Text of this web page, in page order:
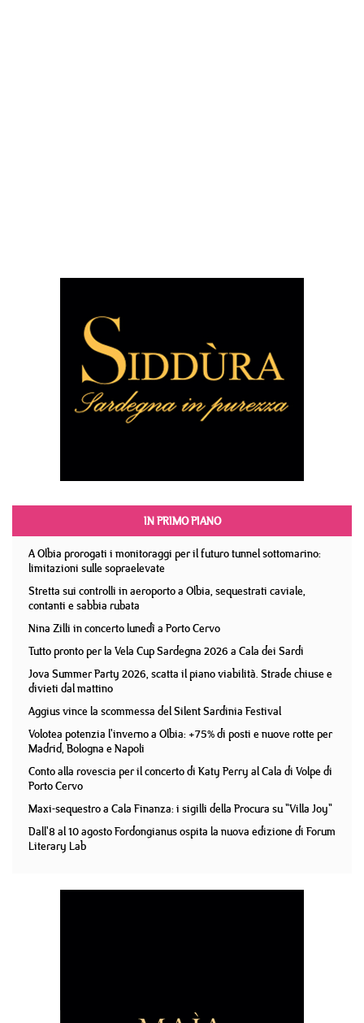
IN PRIMO PIANO
A Olbia prorogati i monitoraggi per il futuro tunnel sottomarino:
limitazioni sulle sopraelevate
Stretta sui controlli in aeroporto a Olbia, sequestrati caviale,
contanti e sabbia rubata
Nina Zilli in concerto lunedì a Porto Cervo
Tutto pronto per la Vela Cup Sardegna 2026 a Cala dei Sardi
Jova Summer Party 2026, scatta il piano viabilità. Strade chiuse e
divieti dal mattino
Aggius vince la scommessa del Silent Sardinia Festival
Volotea potenzia l'inverno a Olbia: +75% di posti e nuove rotte per
Madrid, Bologna e Napoli
Conto alla rovescia per il concerto di Katy Perry al Cala di Volpe di
Porto Cervo
Maxi-sequestro a Cala Finanza: i sigilli della Procura su "Villa Joy"
Dall'8 al 10 agosto Fordongianus ospita la nuova edizione di Forum
Literary Lab